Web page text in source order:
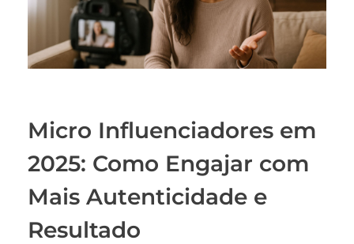
Micro Influenciadores em
2025: Como Engajar com
Mais Autenticidade e
Resultado